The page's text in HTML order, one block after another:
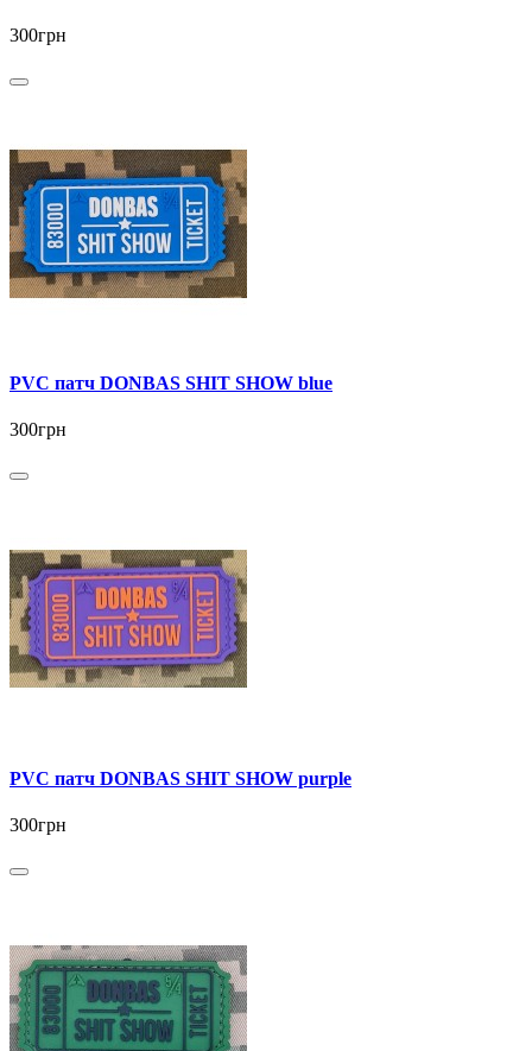
300грн
PVC патч DONBAS SHIT SHOW blue
300грн
PVC патч DONBAS SHIT SHOW purple
300грн